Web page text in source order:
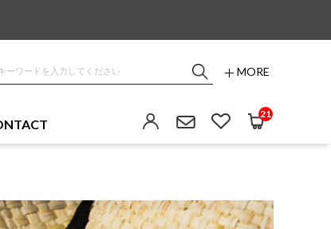
MORE
21